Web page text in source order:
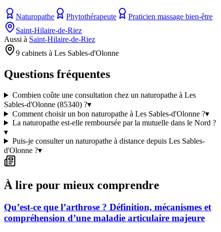
Naturopathe Phytothérapeute
Praticien massage bien-être
Saint-Hilaire-de-Riez
Aussi à Saint-Hilaire-de-Riez
9 cabinets à Les Sables-d'Olonne
Questions fréquentes
Combien coûte une consultation chez un naturopathe à Les
Sables-d'Olonne (85340) ?▾
Comment choisir un bon naturopathe à Les Sables-d'Olonne ?▾
La naturopathe est-elle remboursée par la mutuelle dans le Nord ?
▾
Puis-je consulter un naturopathe à distance depuis Les Sables-
d'Olonne ?▾
À lire pour mieux comprendre
Qu’est-ce que l’arthrose ? Définition, mécanismes et
compréhension d’une maladie articulaire majeure